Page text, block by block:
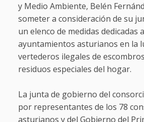
y Medio Ambiente, Belén
someter a consideración de su
un elenco de medidas dedicadas
ayuntamientos asturianos en la
vertederos ilegales de
residuos especiales del hogar.
La junta de gobierno del
por representantes de los 78
asturianos y del Gobierno del